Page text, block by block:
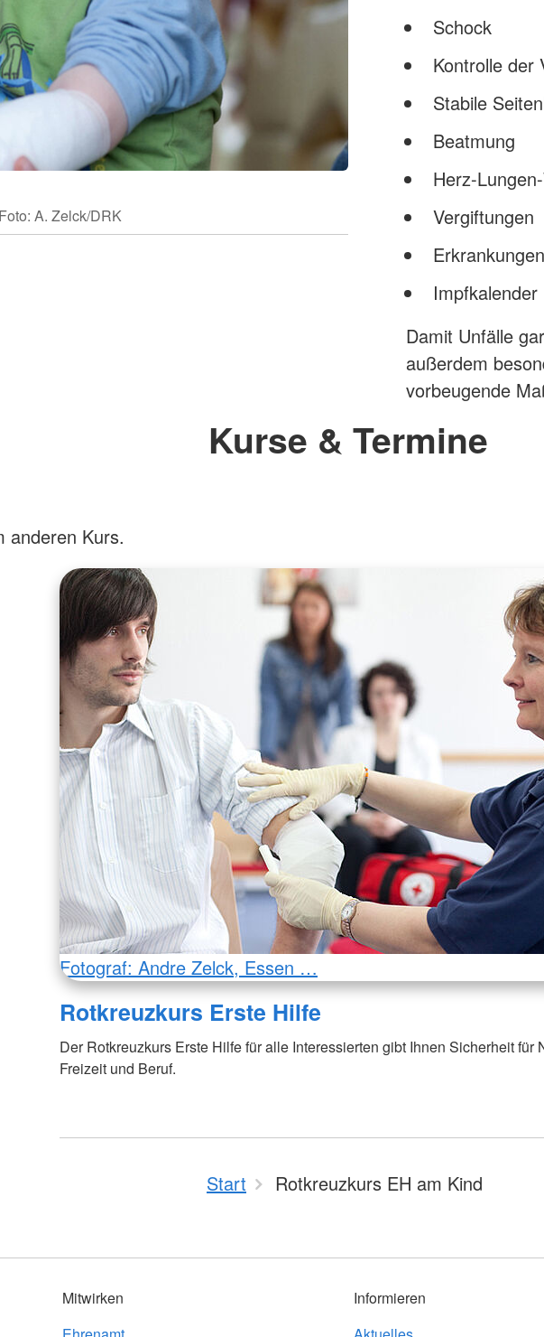
Foto: A. Zelck/DRK
Schock
Kontrolle der
Stabile
Beatmung
Herz-
Vergiftungen
Impfkalender
Damit Unfälle
außerdem
vorbeugende
Kurse & Termine
anderen Kurs.
Fotograf: Andre Zelck, Essen …
Rotkreuzkurs Erste Hilfe
Der Rotkreuzkurs Erste Hilfe für alle Interessierten gibt Ihnen Sicherheit für
Freizeit und Beruf.
Start Rotkreuzkurs EH am Kind
Mitwirken
Informieren